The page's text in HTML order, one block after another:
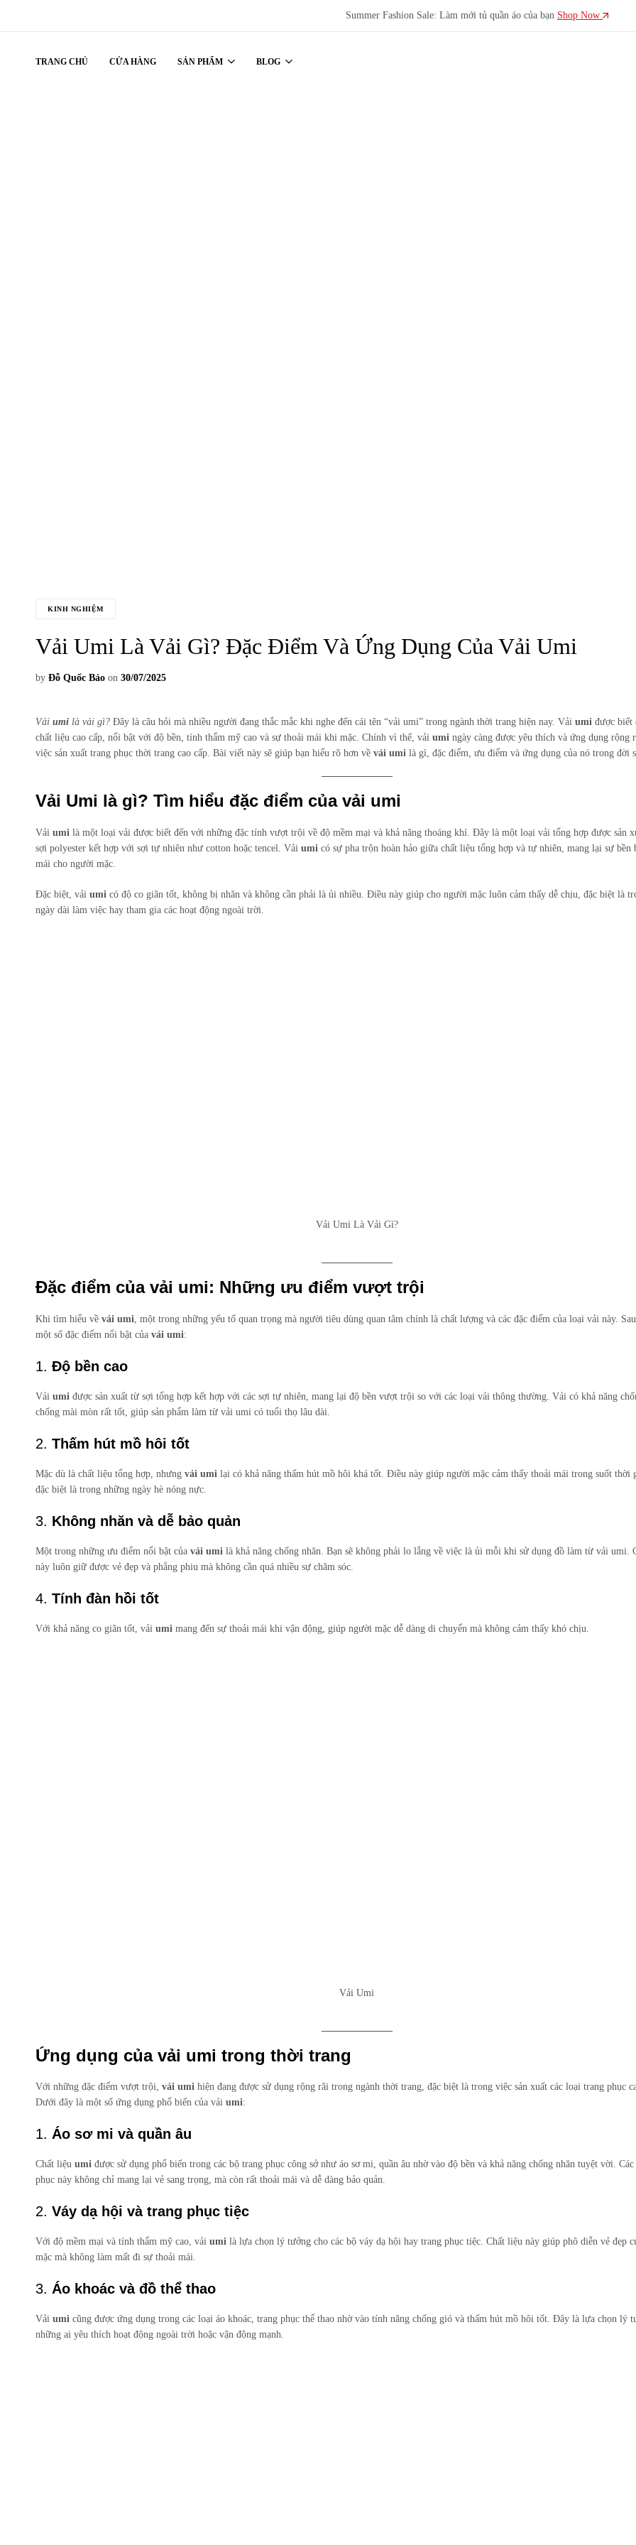
Summer Fashion Sale: Làm mới tủ quần áo của bạn Shop Now
TRANG CHỦ CỬA HÀNG SẢN PHẨM BLOG
phẩm
KINH NGHIỆM
Vải Umi Là Vải Gì? Đặc Điểm Và Ứng Dụng Của Vải Umi
by Đỗ Quốc Bảo on 30/07/2025
Vải umi là vải gì? Đây là câu hỏi mà nhiều người đang thắc mắc khi nghe đến cái tên “vải umi” trong ngành thời trang hiện nay. Vải umi được biết
chất liệu cao cấp, nổi bật với độ bền, tính thẩm mỹ cao và sự thoải mái khi mặc. Chính vì thế, vải umi ngày càng được yêu thích và ứng dụng rộng
việc sản xuất trang phục thời trang cao cấp. Bài viết này sẽ giúp bạn hiểu rõ hơn về vải umi là gì, đặc điểm, ưu điểm và ứng dụng của nó trong đời
Vải Umi là gì? Tìm hiểu đặc điểm của vải umi
Vải umi là một loại vải được biết đến với những đặc tính vượt trội về độ mềm mại và khả năng thoáng khí. Đây là một loại vải tổng hợp được sản
sợi polyester kết hợp với sợi tự nhiên như cotton hoặc tencel. Vải umi có sự pha trộn hoàn hảo giữa chất liệu tổng hợp và tự nhiên, mang lại sự bền
mái cho người mặc.
Đặc biệt, vải umi có độ co giãn tốt, không bị nhăn và không cần phải là ủi nhiều. Điều này giúp cho người mặc luôn cảm thấy dễ chịu, đặc biệt là
ngày dài làm việc hay tham gia các hoạt động ngoài trời.
Vải Umi Là Vải Gì?
Đặc điểm của vải umi: Những ưu điểm vượt trội
Khi tìm hiểu về vải umi , một trong những yếu tố quan trọng mà người tiêu dùng quan tâm chính là chất lượng và các đặc điểm của loại vải này.
một số đặc điểm nổi bật của vải umi:
1. Độ bền cao
Vải umi được sản xuất từ sợi tổng hợp kết hợp với các sợi tự nhiên, mang lại độ bền vượt trội so với các loại vải thông thường. Vải có khả năng
chống mài mòn rất tốt, giúp sản phẩm làm từ vải umi có tuổi thọ lâu dài.
2. Thấm hút mồ hôi tốt
Mặc dù là chất liệu tổng hợp, nhưng vải umi lại có khả năng thấm hút mồ hôi khá tốt. Điều này giúp người mặc cảm thấy thoải mái trong suốt thời
đặc biệt là trong những ngày hè nóng nực.
3. Không nhăn và dễ bảo quản
Một trong những ưu điểm nổi bật của vải umi là khả năng chống nhăn. Bạn sẽ không phải lo lắng về việc là ủi mỗi khi sử dụng đồ làm từ vải umi.
này luôn giữ được vẻ đẹp và phẳng phiu mà không cần quá nhiều sự chăm sóc.
4. Tính đàn hồi tốt
Với khả năng co giãn tốt, vải umi mang đến sự thoải mái khi vận động, giúp người mặc dễ dàng di chuyển mà không cảm thấy khó chịu.
Vải Umi
Ứng dụng của vải umi trong thời trang
Với những đặc điểm vượt trội, vải umi hiện đang được sử dụng rộng rãi trong ngành thời trang, đặc biệt là trong việc sản xuất các loại trang phục
Dưới đây là một số ứng dụng phổ biến của vải umi:
1. Áo sơ mi và quần âu
Chất liệu umi được sử dụng phổ biến trong các bộ trang phục công sở như áo sơ mi, quần âu nhờ vào độ bền và khả năng chống nhăn tuyệt vời.
phục này không chỉ mang lại vẻ sang trọng, mà còn rất thoải mái và dễ dàng bảo quản.
2. Váy dạ hội và trang phục tiệc
Với độ mềm mại và tính thẩm mỹ cao, vải umi là lựa chọn lý tưởng cho các bộ váy dạ hội hay trang phục tiệc. Chất liệu này giúp phô diễn vẻ đẹp
mặc mà không làm mất đi sự thoải mái.
3. Áo khoác và đồ thể thao
Vải umi cũng được ứng dụng trong các loại áo khoác, trang phục thể thao nhờ vào tính năng chống gió và thấm hút mồ hôi tốt. Đây là lựa chọn lý
những ai yêu thích hoạt động ngoài trời hoặc vận động mạnh.